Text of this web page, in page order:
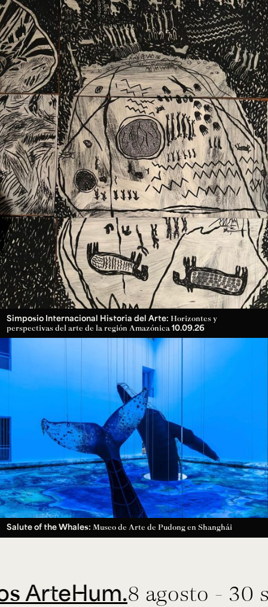
Configuración de cookies
Universidad de los Andes | Vigilada Mineducación.
Reconocimiento como universidad: Decreto 1297 del 30
de mayo de 1964. Reconocimiento de personería jurídica:
Resolución 28 del 23 de febrero de 1949, Minjusticia.
Acreditación institucional de alta calidad, 10 años:
Resolución 000194 del 16 de enero del 2025.
Ext. 2626
Posgrados
Ext. 4925
Educación
Continua
Ext. 4795
Simposio Internacional Historia del Arte: Horizontes y
perspectivas del arte de la región Amazónica 10.09.26
Salute of the Whales: Museo de Arte de Pudong en Shanghái
8 agosto - 30